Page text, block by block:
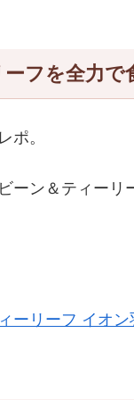
フを全力で
ポ。
ーン＆ティー
ィーリーフ イ